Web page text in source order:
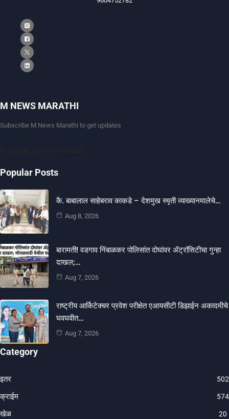
M NEWS MARATHI
Subscribe M News Marathi to get updates
Popular Posts
कै. बाबालाल साहेबराव काकडे – देशमुख स्मृती व्याख्यानमालेचे…
Aug 8, 2026
बारामती! वडगाव निंबाळकर पोलिसांत दोघांवर ॲट्रॉसिटीचा गुन्हा
दाखल;…
Aug 7, 2026
राष्ट्रीय आर्किटेक्चर प्रवेश परीक्षेत एआयसीटी डिझाईन अकादमीचे
घवघवीत…
Aug 7, 2026
Category
इतर 502
क्राईम 574
खेळ 20